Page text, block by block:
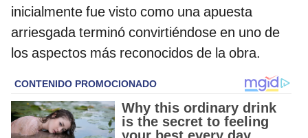
inicialmente fue visto como una apuesta
arriesgada terminó convirtiéndose en uno de
los aspectos más reconocidos de la obra.